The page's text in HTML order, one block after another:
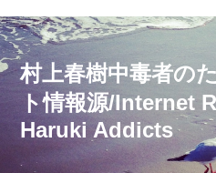
村上春樹中毒者の
ト情報源/Internet
Haruki Addicts